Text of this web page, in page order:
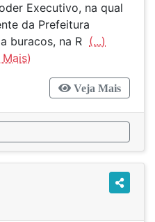
Executivo, na qual
da Prefeitura
buracos, na R (...)
Veja Mais